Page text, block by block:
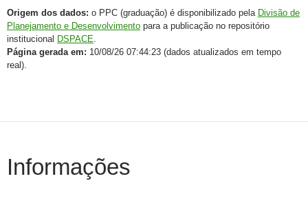
Origem dos dados: o PPC (graduação) é disponibilizado pela Divisão de
Planejamento e Desenvolvimento para a publicação no repositório
institucional DSPACE
Página gerada em: 10/08/26 07:44:23 (dados atualizados em tempo
real).
Informações